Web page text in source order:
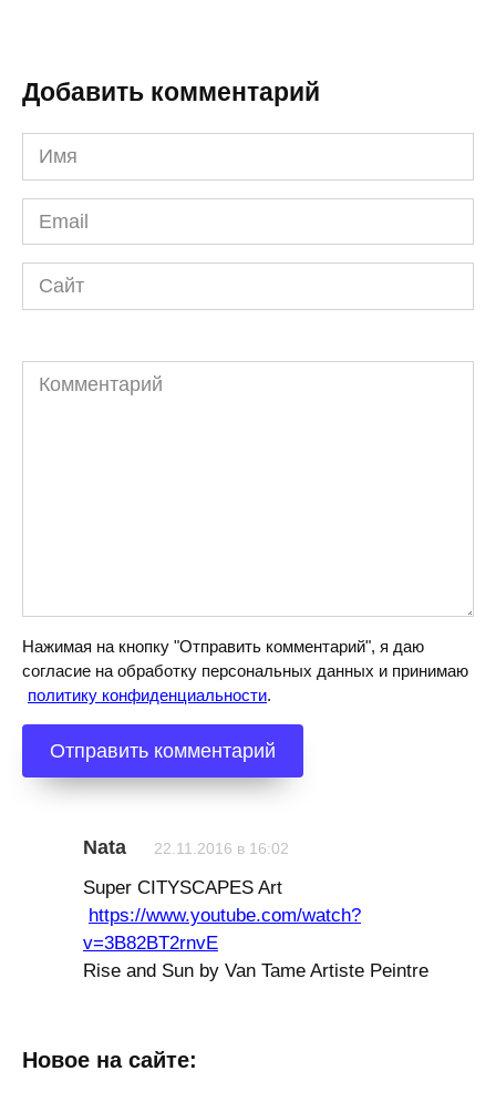
Добавить комментарий
Имя
*
Email
*
Сайт
Комментарий
Нажимая на кнопку "Отправить комментарий", я даю
согласие на обработку персональных данных и принимаю
политику конфиденциальности.
Nata 22.11.2016 в 16:02
Super CITYSCAPES Art
https://www.youtube.com/watch?
v=3B82BT2rnvE
Rise and Sun by Van Tame Artiste Peintre
Новое на сайте: